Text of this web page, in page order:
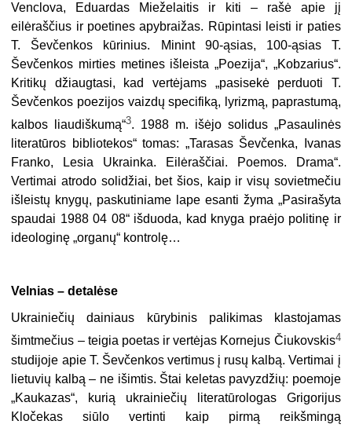
Venclova, Eduardas Mieželaitis ir kiti – rašė apie jį
eilėraščius ir poetines apybraižas. Rūpintasi leisti ir paties
T. Ševčenkos kūrinius. Minint 90-ąsias, 100-ąsias T.
Ševčenkos mirties metines išleista „Poezija“, „Kobzarius“.
Kritikų džiaugtasi, kad vertėjams „pasisekė perduoti T.
Ševčenkos poezijos vaizdų specifiką, lyrizmą, paprastumą,
kalbos liaudiškumą“3. 1988 m. išėjo solidus „Pasaulinės
literatūros bibliotekos“ tomas: „Tarasas Ševčenka, Ivanas
Franko, Lesia Ukrainka. Eilėraščiai. Poemos. Drama“.
Vertimai atrodo solidžiai, bet šios, kaip ir visų sovietmečiu
išleistų knygų, paskutiniame lape esanti žyma „Pasirašyta
spaudai 1988 04 08“ išduoda, kad knyga praėjo politinę ir
ideologinę „organų“ kontrolę…
Velnias – detalėse
Ukrainiečių dainiaus kūrybinis palikimas klastojamas
šimtmečius – teigia poetas ir vertėjas Kornejus Čiukovskis4
studijoje apie T. Ševčenkos vertimus į rusų kalbą. Vertimai į
lietuvių kalbą – ne išimtis. Štai keletas pavyzdžių: poemoje
„Kaukazas“, kurią ukrainiečių literatūrologas Grigorijus
Kločekas siūlo vertinti kaip pirmą reikšmingą